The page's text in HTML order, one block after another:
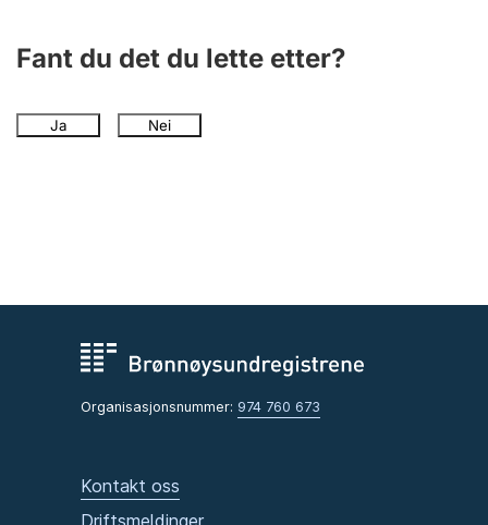
Andre tema
Fant du det du lette etter?
Ja Nei
Organisasjonsnummer: 974 760 673
Kontakt oss